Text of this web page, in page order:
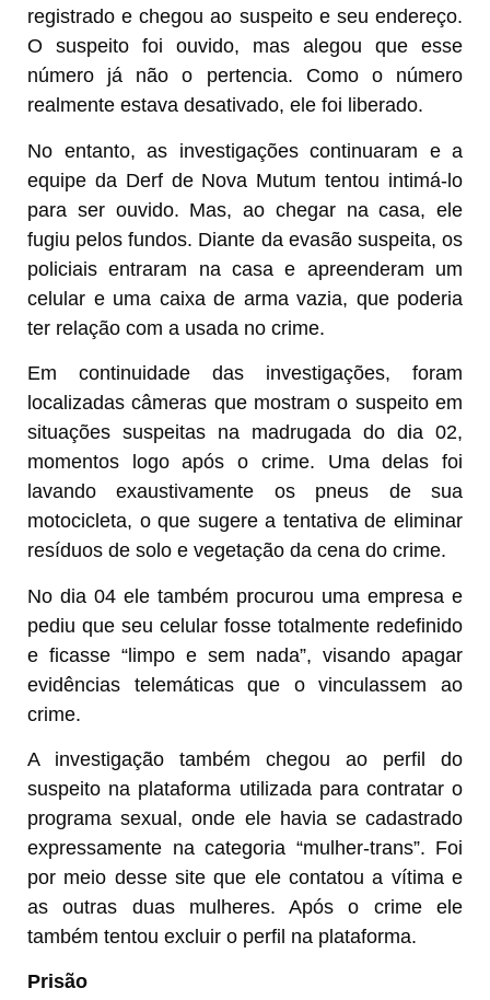
registrado e chegou ao suspeito e seu endereço.
O suspeito foi ouvido, mas alegou que esse
número já não o pertencia. Como o número
realmente estava desativado, ele foi liberado.
No entanto, as investigações continuaram e a
equipe da Derf de Nova Mutum tentou intimá-lo
para ser ouvido. Mas, ao chegar na casa, ele
fugiu pelos fundos. Diante da evasão suspeita, os
policiais entraram na casa e apreenderam um
celular e uma caixa de arma vazia, que poderia
ter relação com a usada no crime.
Em continuidade das investigações, foram
localizadas câmeras que mostram o suspeito em
situações suspeitas na madrugada do dia 02,
momentos logo após o crime. Uma delas foi
lavando exaustivamente os pneus de sua
motocicleta, o que sugere a tentativa de eliminar
resíduos de solo e vegetação da cena do crime.
No dia 04 ele também procurou uma empresa e
pediu que seu celular fosse totalmente redefinido
e ficasse “limpo e sem nada”, visando apagar
evidências telemáticas que o vinculassem ao
crime.
A investigação também chegou ao perfil do
suspeito na plataforma utilizada para contratar o
programa sexual, onde ele havia se cadastrado
expressamente na categoria “mulher-trans”. Foi
por meio desse site que ele contatou a vítima e
as outras duas mulheres. Após o crime ele
também tentou excluir o perfil na plataforma.
Prisão